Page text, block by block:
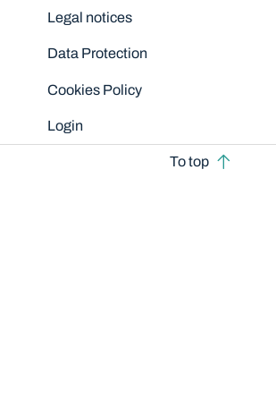
Legal notices
Data Protection
Cookies Policy
Login
To top